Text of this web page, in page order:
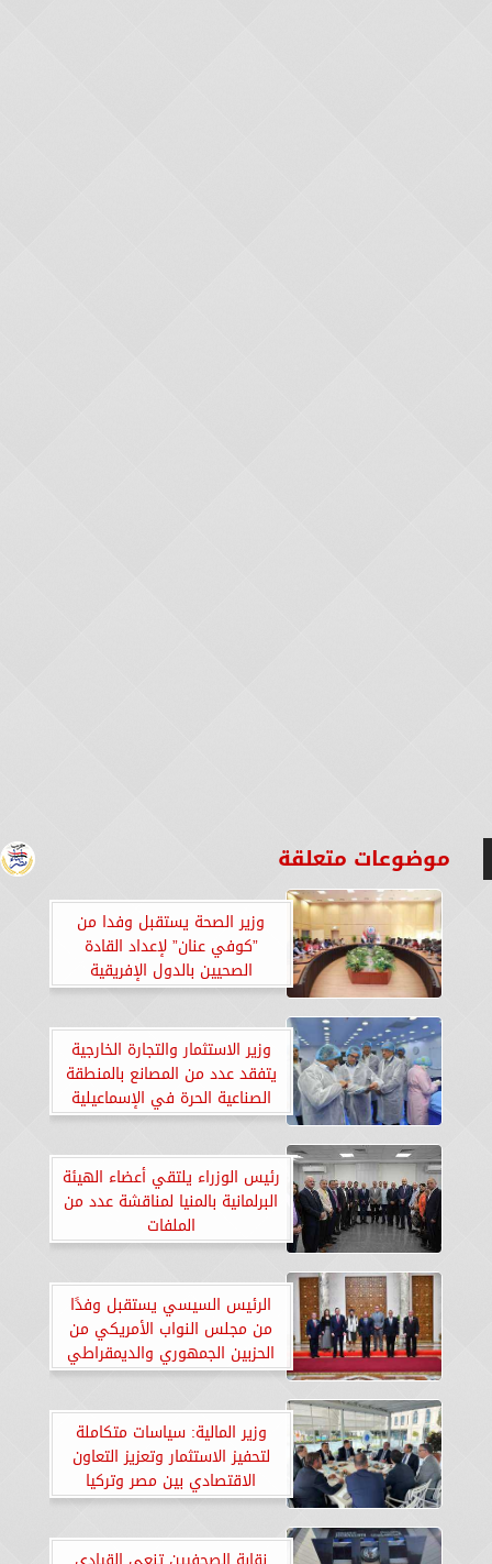
موضوعات متعلقة
وزير الصحة يستقبل وفدا من
”كوفي عنان” لإعداد القادة
الصحيين بالدول الإفريقية
وزير الاستثمار والتجارة الخارجية
يتفقد عدد من المصانع بالمنطقة
الصناعية الحرة في الإسماعيلية
رئيس الوزراء يلتقي أعضاء الهيئة
البرلمانية بالمنيا لمناقشة عدد من
الملفات
الرئيس السيسي يستقبل وفدًا
من مجلس النواب الأمريكي من
الحزبين الجمهوري والديمقراطي
وزير المالية: سياسات متكاملة
لتحفيز الاستثمار وتعزيز التعاون
الاقتصادي بين مصر وتركيا